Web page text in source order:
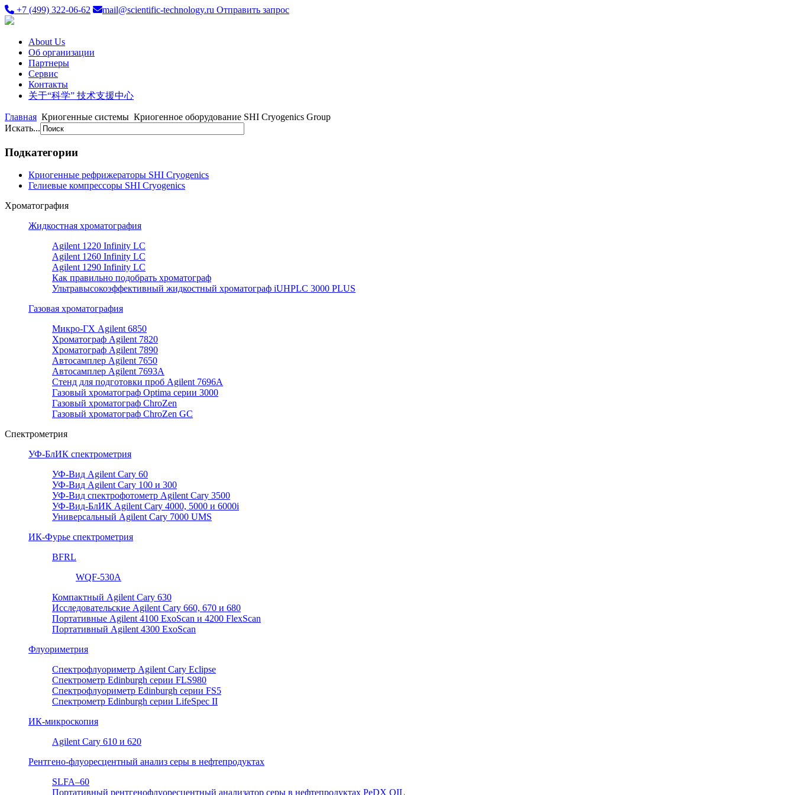
+7 (499) 322-06-62 mail@scientific-technology.ru Отправить запрос
About Us
Об организации
Партнеры
Сервис
Контакты
关于“科学” 技术支援中心
Главная Криогенные системы Криогенное оборудование SHI Cryogenics Group
Искать...
Подкатегории
Криогенные рефрижераторы SHI Cryogenics
Гелиевые компрессоры SHI Cryogenics
Хроматография
Жидкостная хроматография
Agilent 1220 Infinity LC
Agilent 1260 Infinity LC
Agilent 1290 Infinity LC
Как правильно подобрать хроматограф
Ультравысокоэффективный жидкостный хроматограф iUHPLC 3000 PLUS
Газовая хроматография
Микро-ГХ Agilent 6850
Хроматограф Agilent 7820
Хроматограф Agilent 7890
Автосамплер Agilent 7650
Автосамплер Agilent 7693A
Стенд для подготовки проб Agilent 7696А
Газовый хроматограф Optima серии 3000
Газовый хроматограф ChroZen
Газовый хроматограф ChroZen GC
Спектрометрия
УФ-БлИК спектрометрия
УФ-Вид Agilent Cary 60
УФ-Вид Agilent Cary 100 и 300
УФ-Вид спектрофотометр Agilent Cary 3500
УФ-Вид-БлИК Agilent Cary 4000, 5000 и 6000i
Универсальный Agilent Cary 7000 UMS
ИК-Фурье спектрометрия
BFRL
WQF-530A
Компактный Agilent Cary 630
Исследовательские Agilent Cary 660, 670 и 680
Портативные Agilent 4100 ExoScan и 4200 FlexScan
Портативный Agilent 4300 ExoScan
Флуориметрия
Спектрофлуориметр Agilent Cary Eclipse
Спектрометр Edinburgh серии FLS980
Спектрофлуориметр Edinburgh серии FS5
Спектрометр Edinburgh серии LifeSpec II
ИК-микроскопия
Agilent Cary 610 и 620
Рентгено-флуоресцентный анализ серы в нефтепродуктах
SLFA–60
Портативный рентгенофлуоресцентный анализатор серы в нефтепродуктах PeDX OIL